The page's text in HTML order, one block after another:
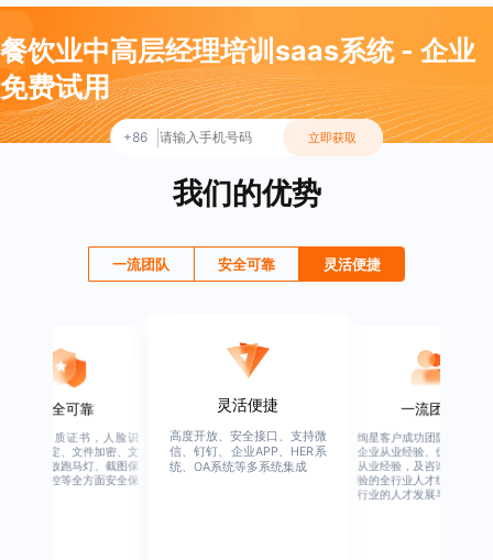
餐饮业中高层经理培训saas系统 - 企业
免费试用
+86 立即获取
我们的优势
一流团队 安全可靠 灵活便捷
安全可靠
业权威资质证书，人脸识
、设备绑定、文件加密、文
水印、播放跑马灯、截图保
、权限管控等全方面安全保
灵活便捷
高度开放、安全接口、支持微
信、钉钉、企业APP、HER系
统、OA系统等多系统集成
一流团队
绚星客户成功团队，由有多
企业从业经验、优秀培训机
从业经验，及咨询公司从业
验的全行业人才组成，涉猎
行业的人才发展与培养模块